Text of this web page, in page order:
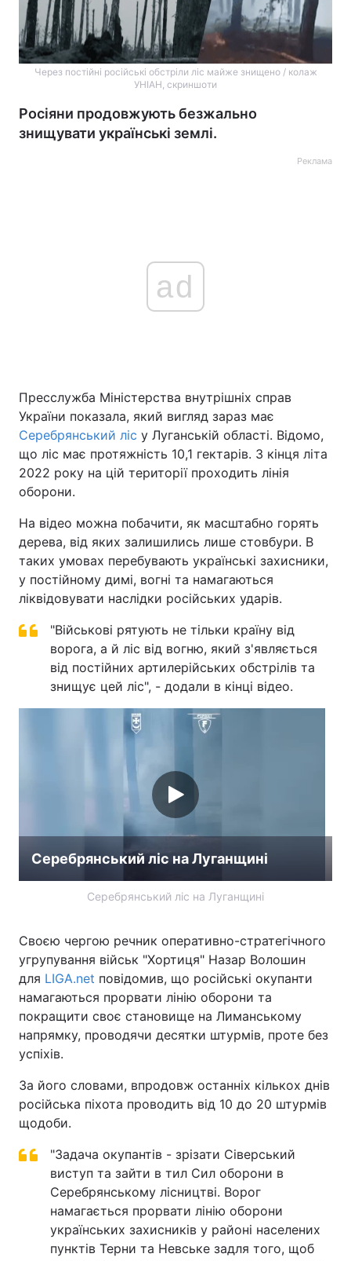
Через постійні російські обстріли ліс майже знищено / колаж
УНІАН, скриншоти
Росіяни продовжують безжально
знищувати українські землі.
Реклама
ad
Пресслужба Міністерства внутрішніх справ
України показала, який вигляд зараз має
Серебрянський ліс у Луганській області. Відомо,
що ліс має протяжність 10,1 гектарів. З кінця літа
2022 року на цій території проходить лінія
оборони.
На відео можна побачити, як масштабно горять
дерева, від яких залишились лише стовбури. В
таких умовах перебувають українські захисники,
у постійному димі, вогні та намагаються
ліквідовувати наслідки російських ударів.
"Військові рятують не тільки країну від
ворога, а й ліс від вогню, який з'являється
від постійних артилерійських обстрілів та
знищує цей ліс", - додали в кінці відео.
Серебрянський ліс на Луганщині
Серебрянський ліс на Луганщині
Своєю чергою речник оперативно-стратегічного
угрупування військ "Хортиця" Назар Волошин
для LIGA.net повідомив, що російські окупанти
намагаються прорвати лінію оборони та
покращити своє становище на Лиманському
напрямку, проводячи десятки штурмів, проте без
успіхів.
За його словами, впродовж останніх кількох днів
російська піхота проводить від 10 до 20 штурмів
щодоби.
"Задача окупантів - зрізати Сіверський
виступ та зайти в тил Сил оборони в
Серебрянському лісництві. Ворог
намагається прорвати лінію оборони
українських захисників у районі населених
пунктів Терни та Невське задля того, щоб